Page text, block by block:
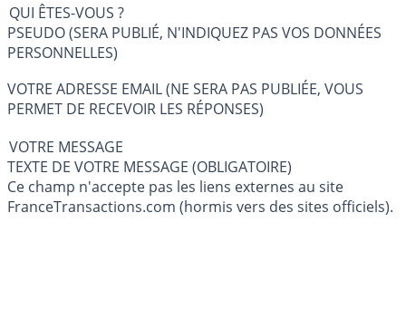
QUI ÊTES-VOUS ?
PSEUDO (SERA PUBLIÉ, N'INDIQUEZ PAS VOS DONNÉES
PERSONNELLES)
VOTRE ADRESSE EMAIL (NE SERA PAS PUBLIÉE, VOUS
PERMET DE RECEVOIR LES RÉPONSES)
VOTRE MESSAGE
TEXTE DE VOTRE MESSAGE (OBLIGATOIRE)
Ce champ n'accepte pas les liens externes au site
FranceTransactions.com (hormis vers des sites officiels).